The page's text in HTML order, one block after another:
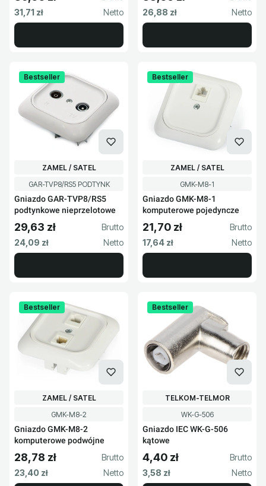
Cena brutto
Cena netto
31,71 zł
Cena brutto
Cena netto
26,88 zł
Bestseller
Kod produktu
GAR-TVP8/RS5 PODTYNK
Gniazdo GAR-TVP8/RS5
podtynkowe nieprzelotowe
PRODUCENT
ZAMEL / SATEL
Cena brutto
29,63 zł
Cena netto
24,09 zł
Bestseller
Kod produktu
GMK-M8-1
Gniazdo GMK-M8-1
komputerowe pojedyncze
PRODUCENT
ZAMEL / SATEL
Cena brutto
21,70 zł
Cena netto
17,64 zł
Bestseller
Kod produktu
GMK-M8-2
Gniazdo GMK-M8-2
komputerowe podwójne
PRODUCENT
ZAMEL / SATEL
Cena brutto
28,78 zł
Cena netto
23,40 zł
Bestseller
Kod produktu
WK-G-506
Gniazdo IEC WK-G-506
kątowe
PRODUCENT
TELKOM-TELMOR
Cena brutto
4,40 zł
Cena netto
3,58 zł